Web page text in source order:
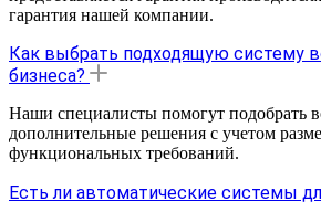
гарантия нашей компании.
Как выбрать подходящую систему
бизнеса?
Наши специалисты помогут подобрать
дополнительные решения с учетом
функциональных требований.
Есть ли автоматические системы